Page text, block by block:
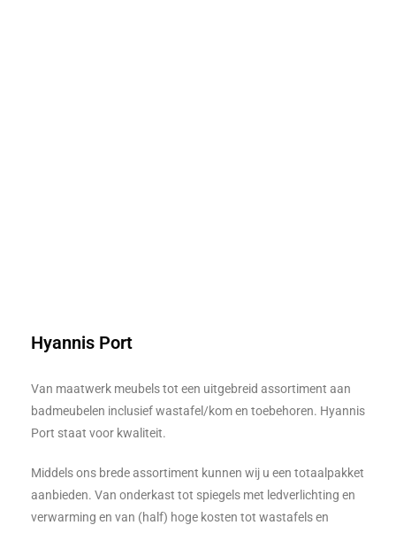
Hyannis Port
Van maatwerk meubels tot een uitgebreid assortiment aan
badmeubelen inclusief wastafel/kom en toebehoren. Hyannis
Port staat voor kwaliteit.
Middels ons brede assortiment kunnen wij u een totaalpakket
aanbieden. Van onderkast tot spiegels met ledverlichting en
verwarming en van (half) hoge kosten tot wastafels en